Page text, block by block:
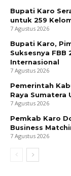
Bupati Karo
untuk 259
7 Agustus 2026
Bupati Karo,
Suksesnya
Internasional
7 Agustus 2026
Pemerintah
Raya Sumatera
7 Agustus 2026
Pemkab Karo
Business
7 Agustus 2026